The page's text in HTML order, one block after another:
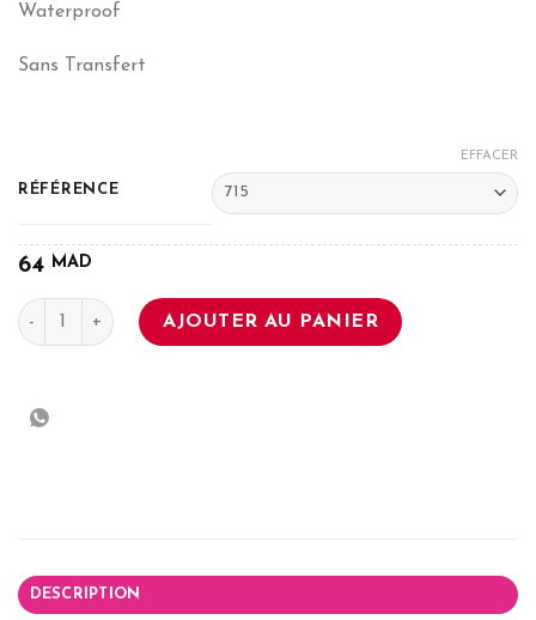
Waterproof
Sans Transfert
RÉFÉRENCE
EFFACER
64 MAD
quantité de Perfect Line Khôl
AJOUTER AU PANIER
DESCRIPTION